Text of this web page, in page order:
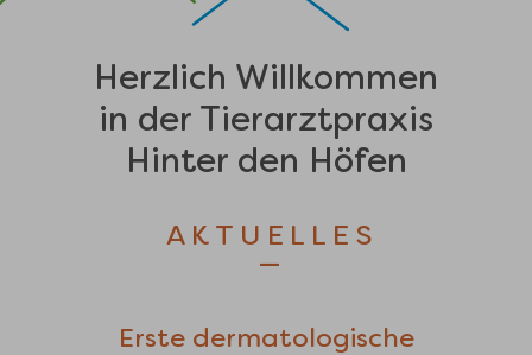
Herzlich Willkommen
in der Tierarztpraxis
Hinter den Höfen
AKTUELLES
—
Erste dermatologische